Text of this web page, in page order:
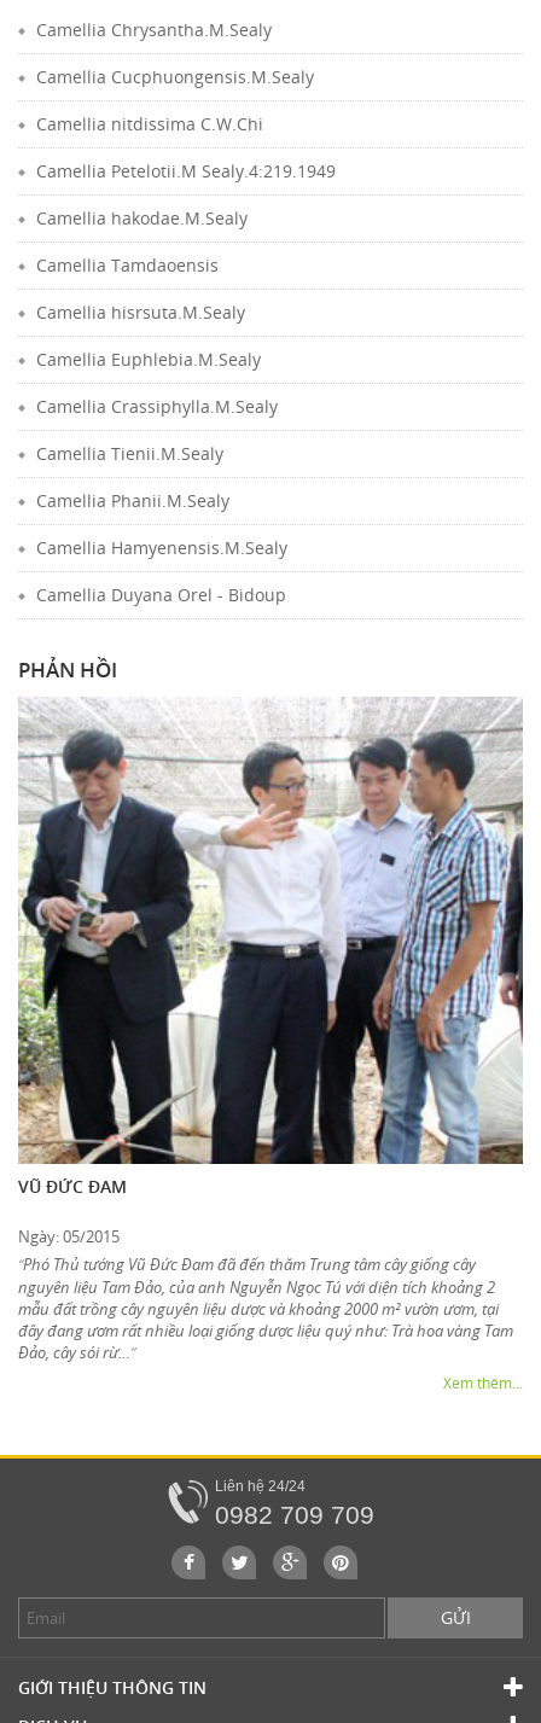
Camellia Chrysantha.M.Sealy
Camellia Cucphuongensis.M.Sealy
Camellia nitdissima C.W.Chi
Camellia Petelotii.M Sealy.4:219.1949
Camellia hakodae.M.Sealy
Camellia Tamdaoensis
Camellia hisrsuta.M.Sealy
Camellia Euphlebia.M.Sealy
Camellia Crassiphylla.M.Sealy
Camellia Tienii.M.Sealy
Camellia Phanii.M.Sealy
Camellia Hamyenensis.M.Sealy
Camellia Duyana Orel - Bidoup
PHẢN HỒI
VŨ ĐỨC ĐAM
Ngày: 05/2015
“Phó Thủ tướng Vũ Đức Đam đã đến thăm Trung tâm cây giống cây
nguyên liệu Tam Đảo, của anh Nguyễn Ngọc Tú với diện tích khoảng 2
mẫu đất trồng cây nguyên liệu dược và khoảng 2000 m² vườn ươm, tại
đây đang ươm rất nhiều loại giống dược liệu quý như: Trà hoa vàng Tam
Đảo, cây sói rừ… ”
Xem thêm...
Liên hệ 24/24
0982 709 709
GỬI
GIỚI THIỆU THÔNG TIN